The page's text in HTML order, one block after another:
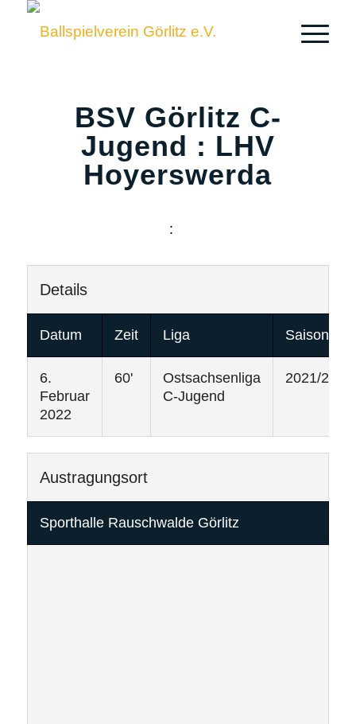
BSV Görlitz C-
Jugend : LHV
Hoyerswerda
:
Details
Datum Zeit Liga Saison
6.
Februar
2022
60'
Ostsachsenliga
C-Jugend
2021/2022
Austragungsort
Sporthalle Rauschwalde Görlitz